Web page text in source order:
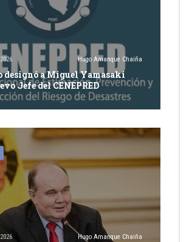
Hugo Amanque Chaiña
designó a Miguel Yamasaki
Jefe del CENEPRED
Hugo Amanque Chaiña